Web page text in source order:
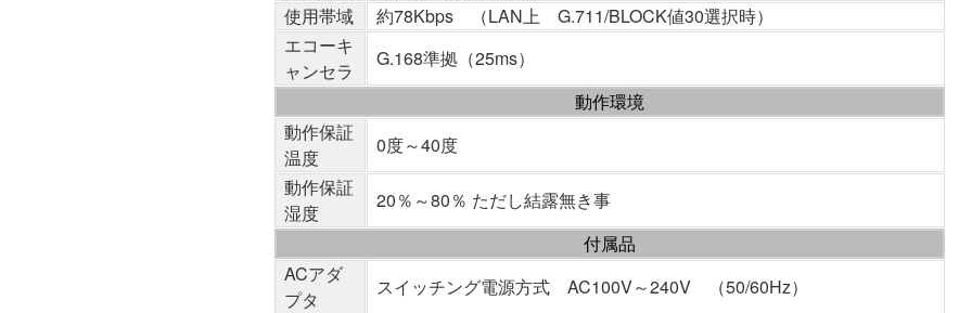
使用帯域
約78Kbps （LAN上 G.711/BLOCK値30選択時）
エコーキ
ャンセラ
G.168準拠（25ms）
動作環境
動作保証
温度
0度～40度
動作保証
湿度
20％～80％ ただし結露無き事
付属品
ACアダ
プタ
スイッチング電源方式 AC100V～240V （50/60Hz）